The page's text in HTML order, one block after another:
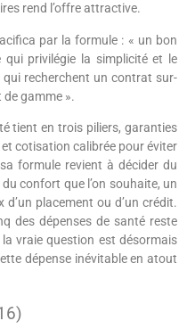
rend l’offre attractive.
par la formule : « un bon
qui privilégie la simplicité et le
recherchent un contrat sur-
gamme ».
tient en trois piliers, garanties
cotisation calibrée pour éviter
formule revient à décider du
confort que l’on souhaite, un
placement ou d’un crédit.
des dépenses de santé reste
vraie question est désormais
dépense inévitable en atout